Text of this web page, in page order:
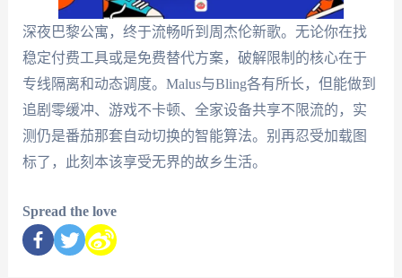
深夜巴黎公寓，终于流畅听到周杰伦新歌。无论你在找
稳定付费工具或是免费替代方案，破解限制的核心在于
专线隔离和动态调度。Malus与Bling各有所长，但能做到
追剧零缓冲、游戏不卡顿、全家设备共享不限流的，实
测仍是番茄那套自动切换的智能算法。别再忍受加载图
标了，此刻本该享受无界的故乡生活。
Spread the love